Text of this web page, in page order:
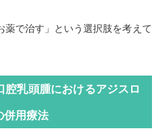
薬で治す」という選択肢を考えて
腔乳頭腫におけるアジスロ
併用療法